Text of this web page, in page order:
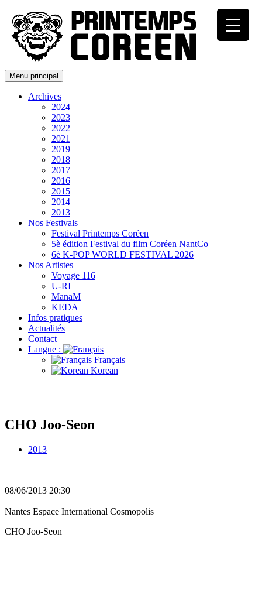
Menu principal
Archives
2024
2023
2022
2021
2019
2018
2017
2016
2015
2014
2013
Nos Festivals
Festival Printemps Coréen
5è édition Festival du film Coréen NantCo
6è K-POP WORLD FESTIVAL 2026
Nos Artistes
Voyage 116
U-RI
ManaM
KEDA
Infos pratiques
Actualités
Contact
Langue :
Français
Korean
CHO Joo-Seon
2013
08/06/2013 20:30
Nantes Espace International Cosmopolis
CHO Joo-Seon